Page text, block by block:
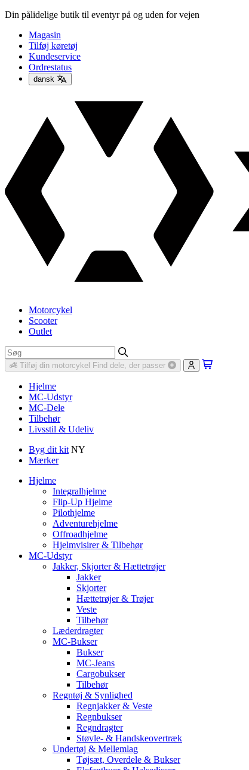
Din pålidelige butik til eventyr på og uden for vejen
Magasin
Tilføj køretøj
Kundeservice
Ordrestatus
dansk
Motorcykel
Scooter
Outlet
Tilføj din motorcykel Find dele, der passer
Hjelme
MC-Udstyr
MC-Dele
Tilbehør
Livsstil & Udeliv
Byg dit kit NY
Mærker
Hjelme
Integralhjelme
Flip-Up Hjelme
Pilothjelme
Adventurehjelme
Offroadhjelme
Hjelmvisirer & Tilbehør
MC-Udstyr
Jakker, Skjorter & Hættetrøjer
Jakker
Skjorter
Hættetrøjer & Trøjer
Veste
Tilbehør
Læderdragter
MC-Bukser
Bukser
MC-Jeans
Cargobukser
Tilbehør
Regntøj & Synlighed
Regnjakker & Veste
Regnbukser
Regndragter
Støvle- & Handskeovertræk
Undertøj & Mellemlag
Tøjsæt, Overdele & Bukser